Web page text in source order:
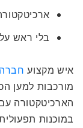
בלי ראש
איש מקצוע
מורכבות למען
הארכיטקטורה
במוכנות